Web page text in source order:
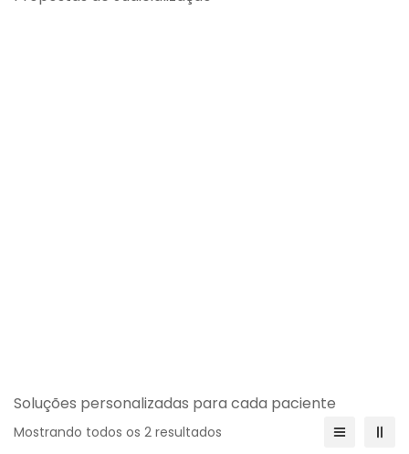
Soluções personalizadas para cada paciente
Mostrando todos os 2 resultados